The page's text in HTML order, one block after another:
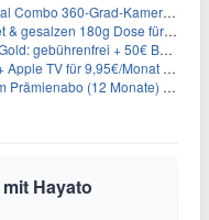
360-Grad-Kamera für 375€
180g Dose für 1,52€ im Spar-Abo
+ 50€ Bonus* + gratis Reiseversicherung
von WOW (Filme, Serien, Live-Sport) für 34,97€/Monat
(12 Monate) mit Prämien bis zu 225€
Hayato